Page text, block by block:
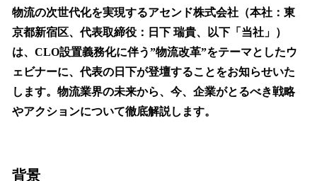
物流の次世代化を実現するアセンド株式会社（本社：東
京都新宿区、代表取締役：日下 瑞貴、以下「当社」）
は、CLO設置義務化に伴う”物流改革”をテーマとしたウ
ェビナーに、代表の日下が登壇することをお知らせいた
します。物流業界の未来から、今、企業がとるべき戦略
やアクションについて徹底解説します。
背景